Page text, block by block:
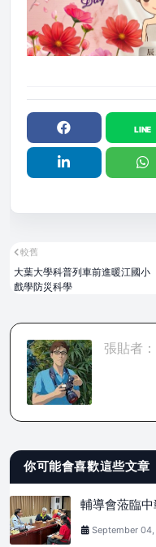
較舊
大葉大學科普列車前進暖江國
戲學防災科學
張貼者：
你可能會喜歡這些文章
輔導會蒞臨
September